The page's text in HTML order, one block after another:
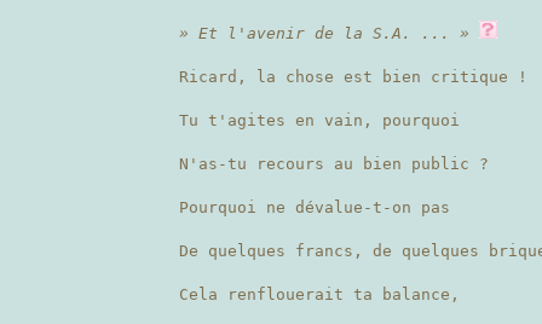
» Et l'avenir de la S.A. ... »
Ricard, la chose est bien critique !
Tu t'agites en vain, pourquoi
N'as-tu recours au bien public ?
Pourquoi ne dévalue-t-on pas
De quelques francs, de quelques
Cela renflouerait ta balance,